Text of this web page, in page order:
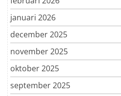
januari 2026
december 2025
november 2025
oktober 2025
september 2025